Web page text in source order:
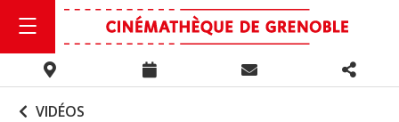
VIDÉOS